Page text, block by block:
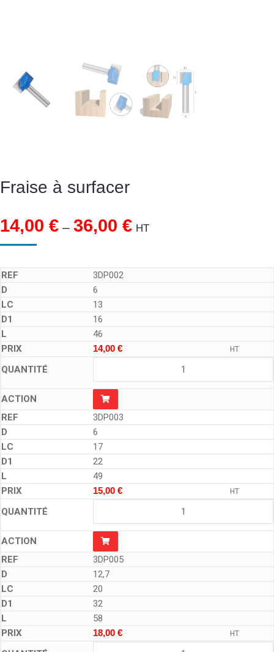
Fraise à surfacer
14,00 € – 36,00 € HT
3DP002
6
13
16
46
14,00 € HT
3DP003
6
17
22
49
15,00 € HT
3DP005
12,7
20
32
58
18,00 € HT